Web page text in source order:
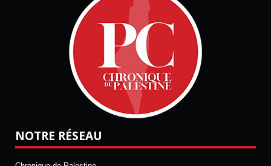
NOTRE RÉSEAU